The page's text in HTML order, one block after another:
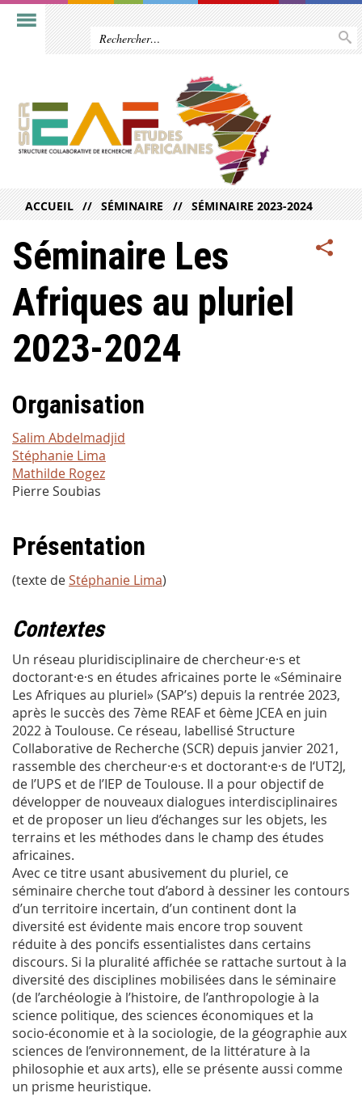
ACCUEIL SÉMINAIRE SÉMINAIRE 2023-2024
Séminaire Les
Afriques au pluriel
2023-2024
Organisation
Salim Abdelmadjid
Stéphanie Lima
Mathilde Rogez
Pierre Soubias
Présentation
(texte deStéphanie Lima)
Contextes
Un réseau pluridisciplinaire de chercheur·e·s et
doctorant·e·s en études africaines porte le «Séminaire
Les Afriques au pluriel» (SAP’s) depuis la rentrée 2023,
après le succès des 7ème REAF et 6ème JCEA en juin
2022 à Toulouse. Ce réseau, labellisé Structure
Collaborative de Recherche (SCR) depuis janvier 2021,
rassemble des chercheur·e·s et doctorant·e·s de l‘UT2J,
de l’UPS et de l’IEP de Toulouse. Il a pour objectif de
développer de nouveaux dialogues interdisciplinaires
et de proposer un lieu d’échanges sur les objets, les
terrains et les méthodes dans le champ des études
africaines.
Avec ce titre usant abusivement du pluriel, ce
séminaire cherche tout d’abord à dessiner les contours
d’un territoire incertain, d’un continent dont la
diversité est évidente mais encore trop souvent
réduite à des poncifs essentialistes dans certains
discours. Si la pluralité affichée se rattache surtout à la
diversité des disciplines mobilisées dans le séminaire
(de l’archéologie à l’histoire, de l’anthropologie à la
science politique, des sciences économiques et la
socio-économie et à la sociologie, de la géographie aux
sciences de l’environnement, de la littérature à la
philosophie et aux arts), elle se présente aussi comme
un prisme heuristique.